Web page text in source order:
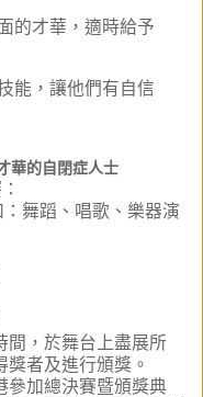
的才華，適時給予
能，讓他們有自信
華的自閉症人士
舞蹈、唱歌、樂器演
間，於舞台上盡展所
者及進行頒獎。
參加總決賽暨頒獎典